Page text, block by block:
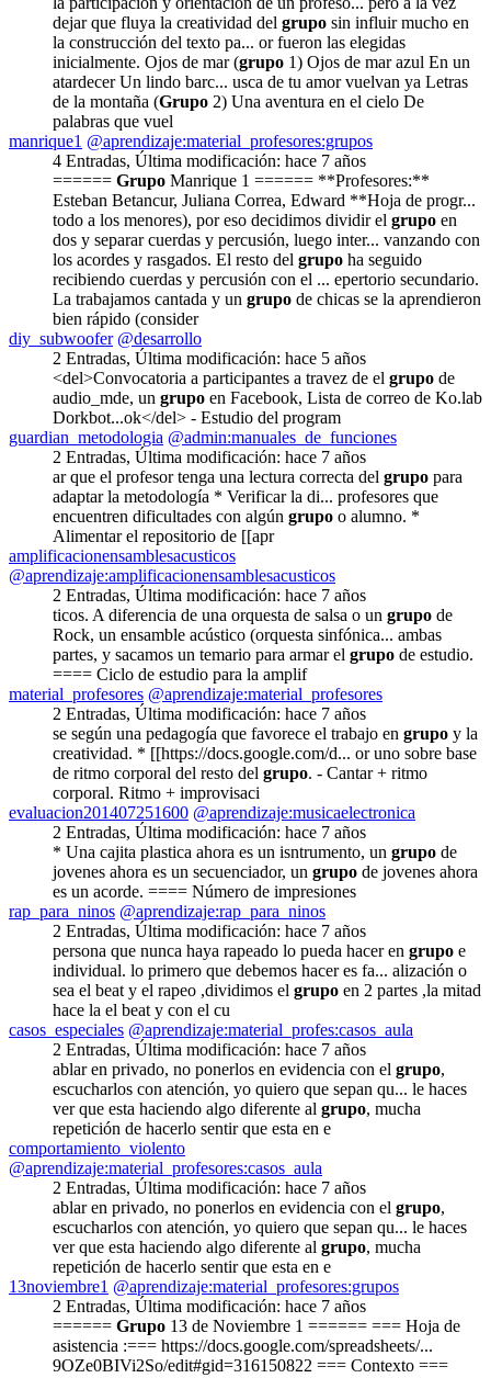
dejar que fluya la creatividad del grupo sin influir mucho en
la construcción del texto pa... or fueron las elegidas
inicialmente. Ojos de mar (grupo 1) Ojos de mar azul En un
atardecer Un lindo barc... usca de tu amor vuelvan ya Letras
de la montaña (Grupo 2) Una aventura en el cielo De
palabras que vuel
manrique1 @aprendizaje:material_profesores:grupos
4 Entradas, Última modificación: hace 7 años
====== Grupo Manrique 1 ====== **Profesores:**
Esteban Betancur, Juliana Correa, Edward **Hoja de progr...
todo a los menores), por eso decidimos dividir el grupo en
dos y separar cuerdas y percusión, luego inter... vanzando con
los acordes y rasgados. El resto del grupo ha seguido
recibiendo cuerdas y percusión con el ... epertorio secundario.
La trabajamos cantada y un grupo de chicas se la aprendieron
bien rápido (consider
diy_subwoofer @desarrollo
2 Entradas, Última modificación: hace 5 años
<del>Convocatoria a participantes a travez de el grupo de
audio_mde, un grupo en Facebook, Lista de correo de Ko.lab
Dorkbot...ok</del> - Estudio del program
guardian_metodologia @admin:manuales_de_funciones
2 Entradas, Última modificación: hace 7 años
ar que el profesor tenga una lectura correcta del grupo para
adaptar la metodología * Verificar la di... profesores que
encuentren dificultades con algún grupo o alumno. *
Alimentar el repositorio de [[apr
amplificacionensamblesacusticos
@aprendizaje:amplificacionensamblesacusticos
2 Entradas, Última modificación: hace 7 años
ticos. A diferencia de una orquesta de salsa o un grupo de
Rock, un ensamble acústico (orquesta sinfónica... ambas
partes, y sacamos un temario para armar el grupo de estudio.
==== Ciclo de estudio para la amplif
material_profesores @aprendizaje:material_profesores
2 Entradas, Última modificación: hace 7 años
se según una pedagogía que favorece el trabajo en grupo y la
creatividad. * [[https://docs.google.com/d... or uno sobre base
de ritmo corporal del resto del grupo. - Cantar + ritmo
corporal. Ritmo + improvisaci
evaluacion201407251600 @aprendizaje:musicaelectronica
2 Entradas, Última modificación: hace 7 años
* Una cajita plastica ahora es un isntrumento, un grupo de
jovenes ahora es un secuenciador, un grupo de jovenes ahora
es un acorde. ==== Número de impresiones
rap_para_ninos @aprendizaje:rap_para_ninos
2 Entradas, Última modificación: hace 7 años
persona que nunca haya rapeado lo pueda hacer en grupo e
individual. lo primero que debemos hacer es fa... alización o
sea el beat y el rapeo ,dividimos el grupo en 2 partes ,la mitad
hace la el beat y con el cu
casos_especiales @aprendizaje:material_profes:casos_aula
2 Entradas, Última modificación: hace 7 años
ablar en privado, no ponerlos en evidencia con el grupo,
escucharlos con atención, yo quiero que sepan qu... le haces
ver que esta haciendo algo diferente al grupo, mucha
repetición de hacerlo sentir que esta en e
comportamiento_violento
@aprendizaje:material_profesores:casos_aula
2 Entradas, Última modificación: hace 7 años
ablar en privado, no ponerlos en evidencia con el grupo,
escucharlos con atención, yo quiero que sepan qu... le haces
ver que esta haciendo algo diferente al grupo, mucha
repetición de hacerlo sentir que esta en e
13noviembre1 @aprendizaje:material_profesores:grupos
2 Entradas, Última modificación: hace 7 años
====== Grupo 13 de Noviembre 1 ====== === Hoja de
asistencia :=== https://docs.google.com/spreadsheets/...
9OZe0BIVi2So/edit#gid=316150822 === Contexto ===